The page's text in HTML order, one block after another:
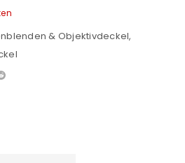
& Objektivdeckel,